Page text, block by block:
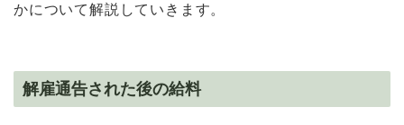
かについて解説していきます。
解雇通告された後の給料